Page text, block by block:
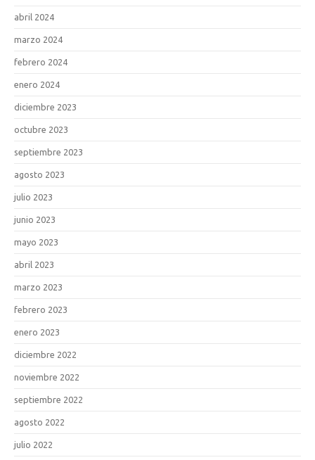
abril 2024
marzo 2024
febrero 2024
enero 2024
diciembre 2023
octubre 2023
septiembre 2023
agosto 2023
julio 2023
junio 2023
mayo 2023
abril 2023
marzo 2023
febrero 2023
enero 2023
diciembre 2022
noviembre 2022
septiembre 2022
agosto 2022
julio 2022